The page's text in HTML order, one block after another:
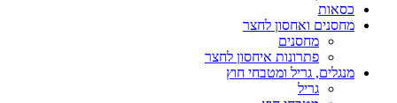
כסאות
מחסנים ואחסון לחצר
מחסנים
פתרונות איחסון לחצר
מנגלים, גריל ומטבחי חוץ
גריל